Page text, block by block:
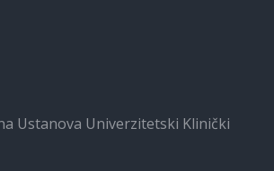
Ustanova Univerzitetski Klinički